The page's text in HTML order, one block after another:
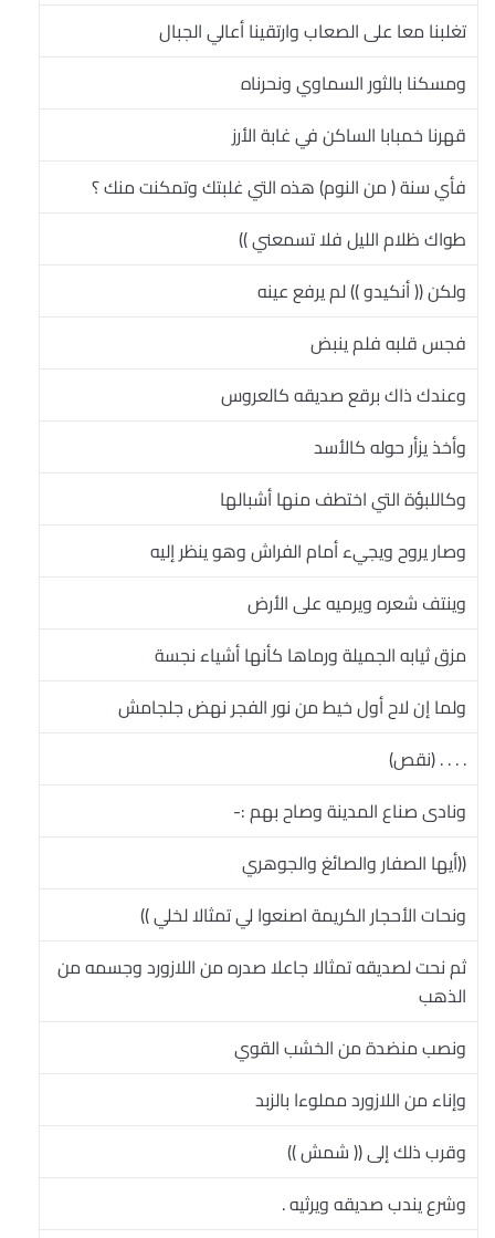
تغلبنا معا على الصعاب وارتقينا أعالي الجبال
ومسكنا بالثور السماوي ونحرناه
قهرنا خمبابا الساكن في غابة الأرز
فأي سنة ( من النوم) هذه التي غلبتك وتمكنت منك ؟
طواك ظلام الليل فلا تسمعني ))
ولكن (( أنكيدو )) لم يرفع عينه
فجس قلبه فلم ينبض
وعندك ذاك برقع صديقه كالعروس
وأخذ يزأر حوله كالأسد
وكاللبؤة التي اختطف منها أشبالها
وصار يروح ويجيء أمام الفراش وهو ينظر إليه
وينتف شعره ويرميه على الأرض
مزق ثيابه الجميلة ورماها كأنها أشياء نجسة
ولما إن لاح أول خيط من نور الفجر نهض جلجامش
. . . . (نقص)
ونادى صناع المدينة وصاح بهم :-
((أيها الصفار والصائغ والجوهري
ونحات الأحجار الكريمة اصنعوا لي تمثالا لخلي ))
ثم نحت لصديقه تمثالا جاعلا صدره من اللازورد وجسمه من
الذهب
ونصب منضدة من الخشب القوي
وإناء من اللازورد مملوءا بالزبد
وقرب ذلك إلى (( شمش ))
وشرع يندب صديقه ويرثيه .